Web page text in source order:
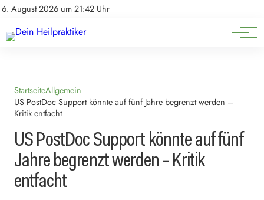
6. August 2026 um 21:42 Uhr
Impressum
Natürliche Medizin
Heilpflanzen & Kräuterkunde
StartseiteAllgemein
US PostDoc Support könnte auf fünf Jahre begrenzt werden –
Kritik entfacht
US PostDoc Support könnte auf fünf
Jahre begrenzt werden – Kritik
entfacht